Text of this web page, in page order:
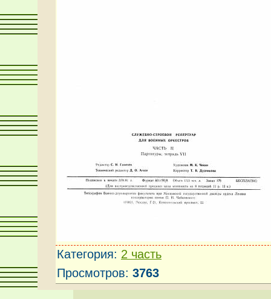
Категория: 2 часть
Просмотров: 3763